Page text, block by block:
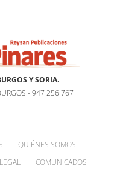
Y SORIA.
- 947 256 767
QUIÉNES SOMOS
COMUNICADOS